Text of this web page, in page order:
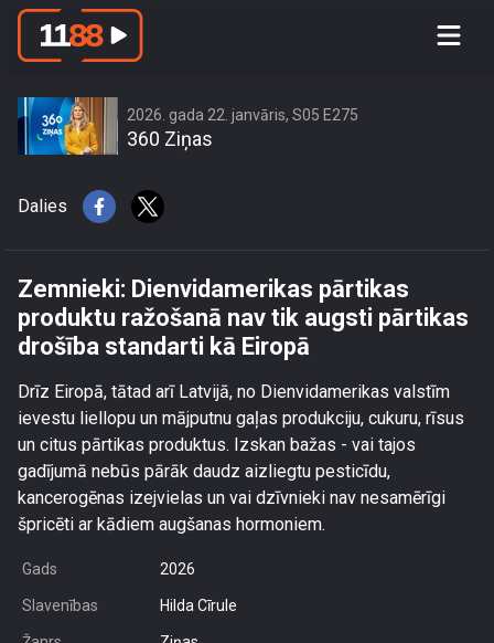
Zemnieki: Dienvidamerikas pārtikas
pārtikas drošība standarti kā Eiropā
2026. gada 22. janvāris, S05 E275
360 Ziņas
Dalies
Zemnieki: Dienvidamerikas pārtikas
produktu ražošanā nav tik augsti pārtikas
drošība standarti kā Eiropā
Drīz Eiropā, tātad arī Latvijā, no Dienvidamerikas valstīm
ievestu liellopu un mājputnu gaļas produkciju, cukuru, rīsus
un citus pārtikas produktus. Izskan bažas - vai tajos
gadījumā nebūs pārāk daudz aizliegtu pesticīdu,
kancerogēnas izejvielas un vai dzīvnieki nav nesamērīgi
špricēti ar kādiem augšanas hormoniem.
Gads 2026
Slavenības Hilda Cīrule